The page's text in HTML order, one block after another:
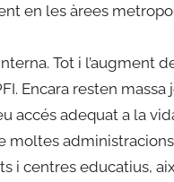
en les àrees
Tot i l’augment
Encara resten massa
accés adequat a la
administracions
i centres educatius,